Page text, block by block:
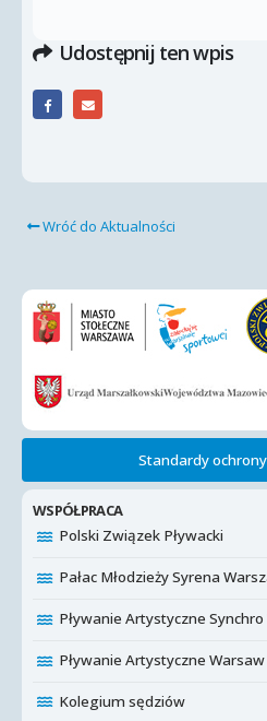
Udostępnij ten wpis
Wróć do Aktualności
Standardy
WSPÓŁPRACA
Polski Związek Pływacki
Pałac Młodzieży Syrena
Pływanie Artystyczne
Pływanie Artystyczne
Kolegium sędziów